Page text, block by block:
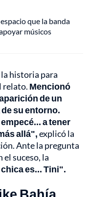
que la banda
músicos
historia para
relato. Mencionó
de un
su entorno.
a tener
allá",explicó la
Ante la pregunta
el suceso, la
es... Tini".